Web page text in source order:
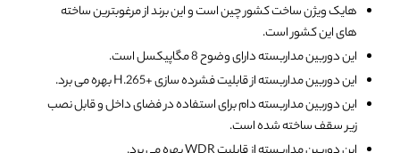
هایک ویژن ساخت کشور چین است و این برند از مرغوبترین ساخته
های این کشور است.
این دوربین مداربسته دارای وضوح 8 مگاپیکسل است.
این دوربین مداربسته از قابلیت فشرده سازی +H.265 بهره می برد.
این دوربین مداربسته دام برای استفاده در فضای داخل و قابل نصب
زیر سقف ساخته شده است.